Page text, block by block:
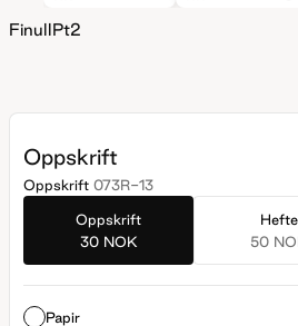
FinullPt2
Oppskrift
Oppskrift 073R-13
Oppskrift
30 NOK
Hefte
50
Papir